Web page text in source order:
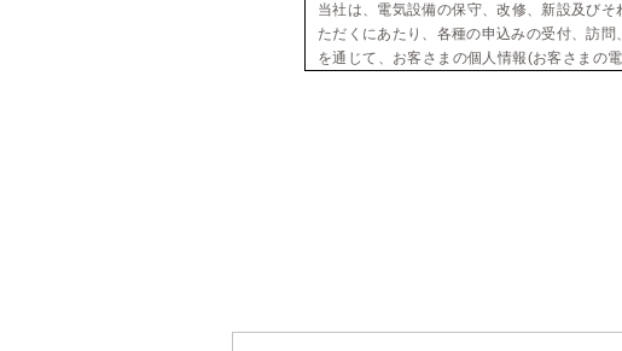
当社は、電気設備の保守、改修、新設及び
ただくにあたり、各種の申込みの受付、訪
を通じて、お客さまの個人情報(お客さまの
関、協力会社等に業務の一部を委託するこ
す。その場合、当社は業務委託先との岡で
3 お客さま情報の第三者への開示・提供 当